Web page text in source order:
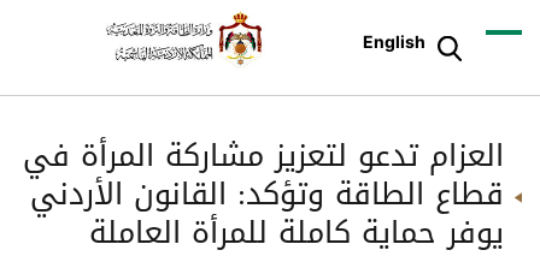
English
العزام تدعو لتعزيز مشاركة المرأة في
قطاع الطاقة وتؤكد: القانون الأردني
يوفر حماية كاملة للمرأة العاملة